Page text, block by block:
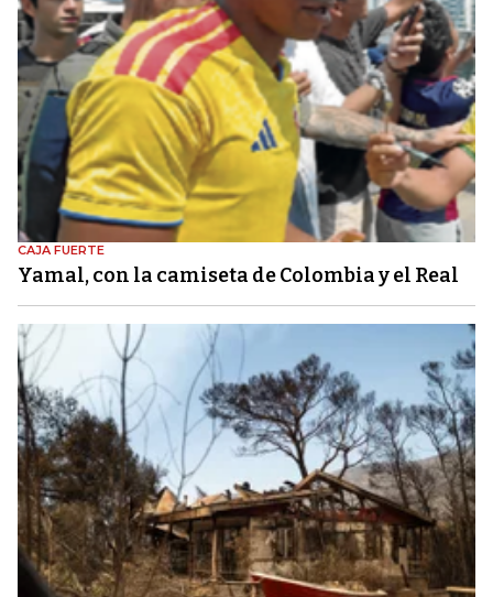
CAJA FUERTE
Yamal, con la camiseta de Colombia y el Real